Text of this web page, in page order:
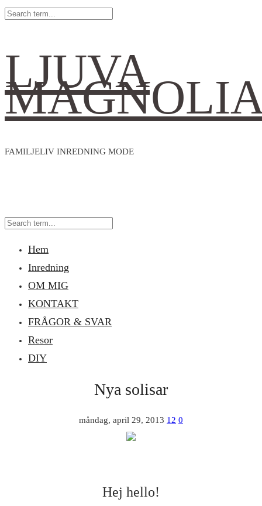
LJUVA
FAMILJELIV INREDNING MODE
Hem
Inredning
OM MIG
KONTAKT
FRÅGOR & SVAR
Resor
DIY
Nya solisar
måndag, april 29, 2013 12 0
Hej hello!